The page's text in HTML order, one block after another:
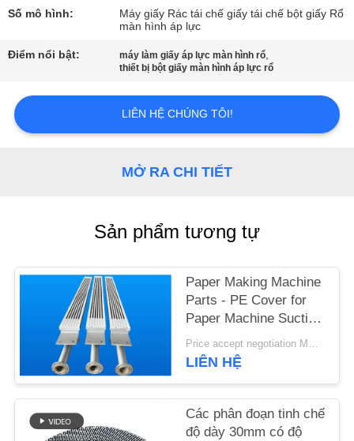
SOÁT
LƯỢNG
CẦU
BÁO
Số mô hình:
Máy giấy Rác tái chế giấy tái chế bột giấy Rổ
màn hình áp lực
Điểm nổi bật: máy làm giấy áp lực màn hình rổ,
thiết bị bột giấy màn hình áp lực rổ
LIÊN HỆ CHÚNG TÔI!
MỞ RA CHI TIẾT
Sản phẩm tương tự
Paper Making Machine
Parts - PE Cover for
Paper Machine Suction
Box
Price accept negotiation MOQ:1 tập
LIÊN HỆ
Các phân đoạn tinh chế
độ dày 30mm có độ